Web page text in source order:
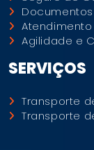
Av. Santos
SC, 89223-001
Log Certo|